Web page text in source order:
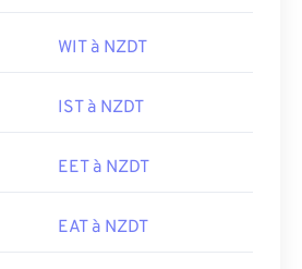
WIT à NZDT
IST à NZDT
EET à NZDT
EAT à NZDT